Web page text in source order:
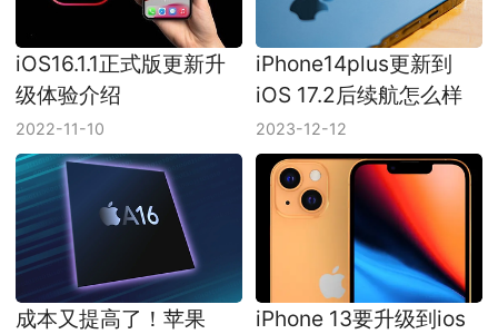
iOS16.1.1正式版更新升
级体验介绍
2022-11-10
iPhone14plus更新到
iOS 17.2后续航怎么样
2023-12-12
成本又提高了！苹果
iPhone 13要升级到ios